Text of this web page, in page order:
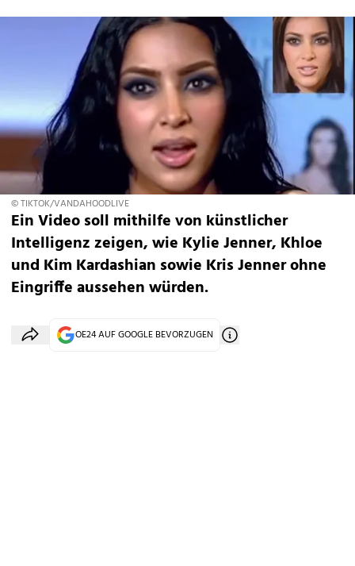
© TIKTOK/VANDAHOODLIVE
Ein Video soll mithilfe von künstlicher
Intelligenz zeigen, wie Kylie Jenner, Khloe
und Kim Kardashian sowie Kris Jenner ohne
Eingriffe aussehen würden.
OE24 AUF GOOGLE BEVORZUGEN